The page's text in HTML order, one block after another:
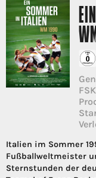
Italien im Sommer
Fußballweltmeister
Sternstunden der